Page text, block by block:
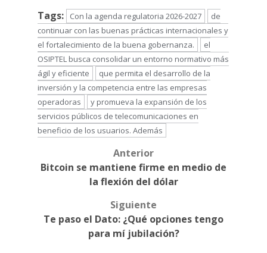
Tags:
Con la agenda regulatoria 2026-2027
de
continuar con las buenas prácticas internacionales y
el fortalecimiento de la buena gobernanza.
el
OSIPTEL busca consolidar un entorno normativo más
ágil y eficiente
que permita el desarrollo de la
inversión y la competencia entre las empresas
operadoras
y promueva la expansión de los
servicios públicos de telecomunicaciones en
beneficio de los usuarios. Además
navigation
Anterior
Bitcoin se mantiene firme en medio de
la flexión del dólar
Siguiente
Te paso el Dato: ¿Qué opciones tengo
para mí jubilación?